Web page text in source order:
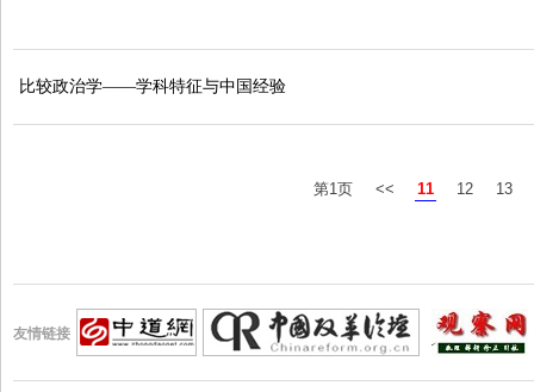
比较政治学——学科特征与中国经验
第1页 << 11 12 13
友情链接